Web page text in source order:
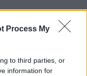
Process My
to third parties, or
information for